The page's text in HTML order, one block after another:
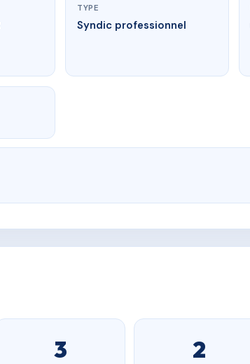
TYPE
Syndic professionnel
3 2